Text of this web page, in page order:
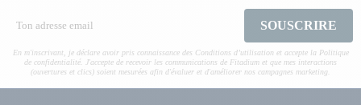
SOUSCRIRE
En m'inscrivant, je déclare avoir pris connaissance des Conditions d’utilisation et accepte la Politique
de confidentialité. J'accepte de recevoir les communications de Fitadium et que mes interactions
(ouvertures et clics) soient mesurées afin d'évaluer et d'améliorer nos campagnes marketing.